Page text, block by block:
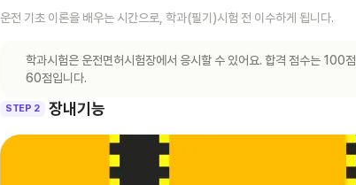
운전 기초 이론을 배우는 시간으로, 학과(필기)시험 전 이수하게 됩니다.
학과시험은 운전면허시험장에서 응시할 수 있어요. 합격 점수는 100점
60점입니다.
STEP 2 장내기능